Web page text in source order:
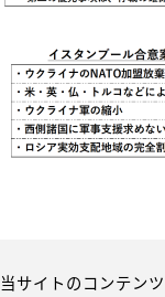
当サイトのコンテン